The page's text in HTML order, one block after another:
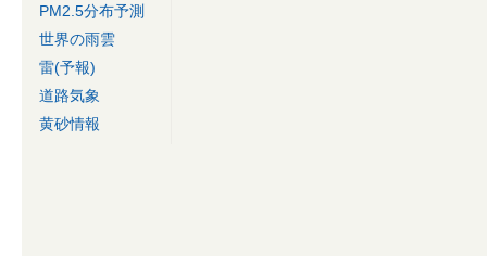
PM2.5分布予測
世界の雨雲
雷(予報)
道路気象
黄砂情報